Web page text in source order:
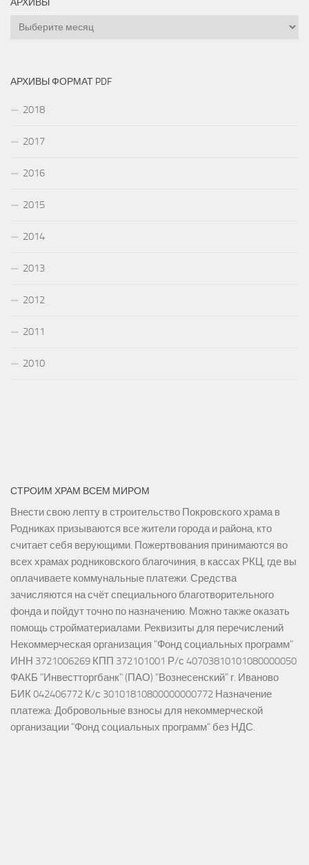
АРХИВЫ
Архивы
АРХИВЫ ФОРМАТ PDF
2018
2017
2016
2015
2014
2013
2012
2011
2010
СТРОИМ ХРАМ ВСЕМ МИРОМ
Внести свою лепту в строительство Покровского храма в
Родниках призываются все жители города и района, кто
считает себя верующими. Пожертвования принимаются во
всех храмах родниковского благочиния, в кассах РКЦ, где вы
оплачиваете коммунальные платежи. Средства
зачисляются на счёт специального благотворительного
фонда и пойдут точно по назначению. Можно также оказать
помощь стройматериалами. Реквизиты для перечислений
Некоммерческая организация "Фонд социальных программ"
ИНН 3721006269 КПП 372101001 Р/с 40703810101080000050
ФАКБ "Инвестторгбанк" (ПАО) "Вознесенский" г. Иваново
БИК 042406772 К/с 30101810800000000772 Назначение
платежа: Добровольные взносы для некоммерческой
организации "Фонд социальных программ" без НДС.